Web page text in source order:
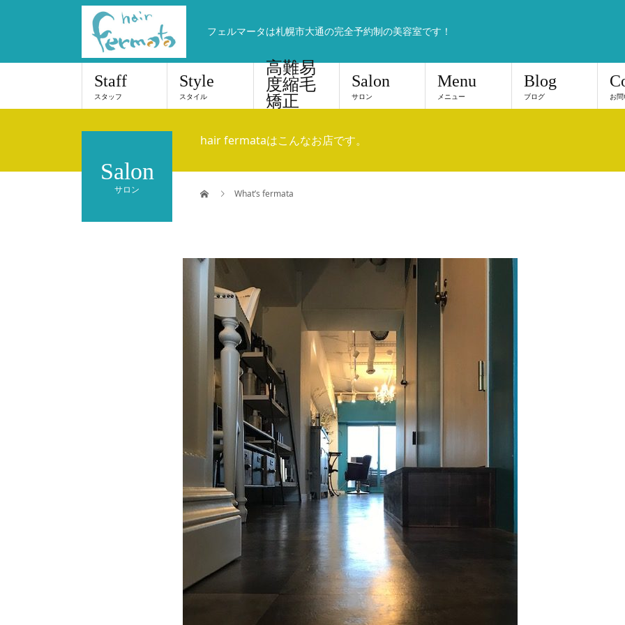
フェルマータは札幌市大通の完全予約制の美容室です！
Staff
スタッフ
Style
スタイル
高難易
度縮毛
矯正
Salon
サロン
Menu
メニュー
Blog
ブログ お
Salon
サロン
hair fermataはこんなお店です。
What’s fermata